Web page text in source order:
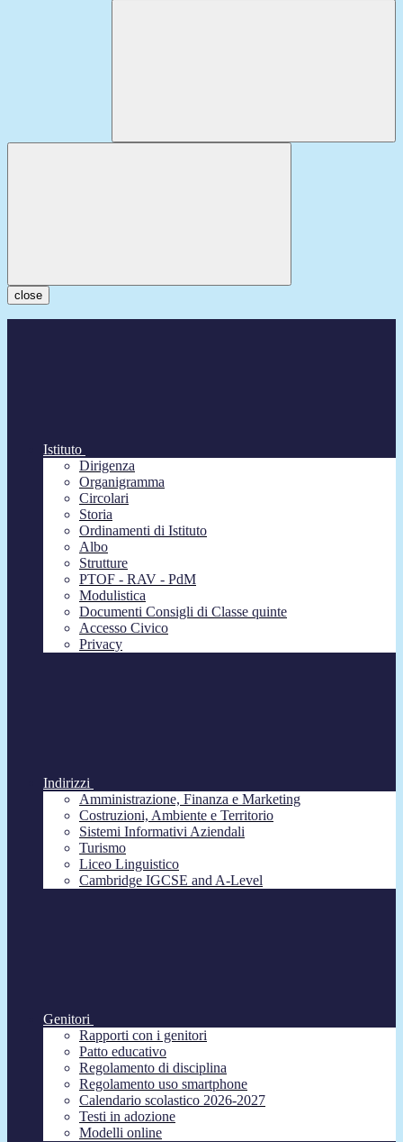
close
Istituto
Dirigenza
Organigramma
Circolari
Storia
Ordinamenti di Istituto
Albo
Strutture
PTOF - RAV - PdM
Modulistica
Documenti Consigli di Classe quinte
Accesso Civico
Privacy
Indirizzi
Amministrazione, Finanza e Marketing
Costruzioni, Ambiente e Territorio
Sistemi Informativi Aziendali
Turismo
Liceo Linguistico
Cambridge IGCSE and A-Level
Genitori
Rapporti con i genitori
Patto educativo
Regolamento di disciplina
Regolamento uso smartphone
Calendario scolastico 2026-2027
Testi in adozione
Modelli online